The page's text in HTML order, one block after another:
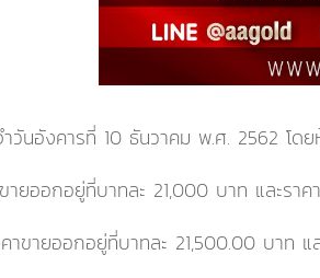
วันอังคารที่ 10 ธันวาคม พ.ศ. 2562 โด
ายออกอยู่ที่บาทละ 21,000 บาท และรา
ขายออกอยู่ที่บาทละ 21,500.00 บาท แ